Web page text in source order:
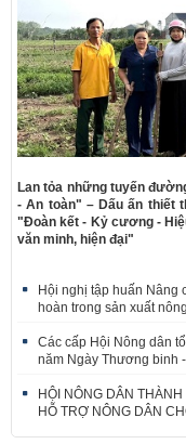
Lan tỏa những tuyến
- An toàn" – Dấu ấn thiết
"Đoàn kết - Kỷ cương -
văn minh, hiện đại"
Hội nghị tập huấn Nâng
hoàn trong sản xuất
Các cấp Hội Nông dân
năm Ngày Thương binh
HỘI NÔNG DÂN
HỖ TRỢ NÔNG DÂN